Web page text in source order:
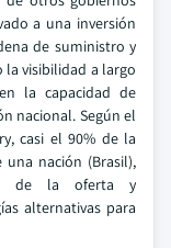
a una inversión
de suministro y
visibilidad a largo
la capacidad de
nacional. Según el
casi el 90% de la
nación (Brasil),
de la oferta y
alternativas para